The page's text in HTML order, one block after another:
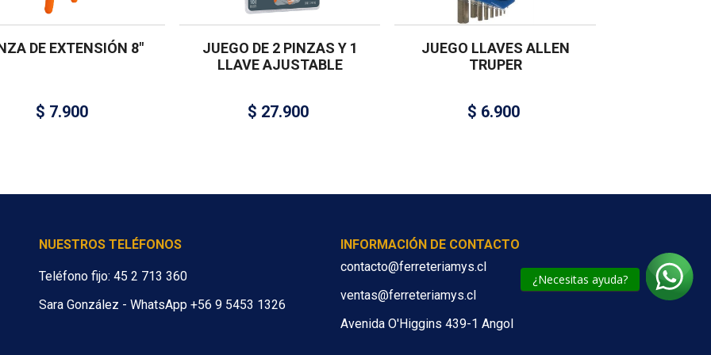
¿Necesitas ayuda?
DE EXTENSIÓN 8″
$ 7.900
JUEGO DE 2 PINZAS Y 1
LLAVE AJUSTABLE
$ 27.900
JUEGO LLAVES ALLEN
TRUPER
$ 6.900
NUESTROS TELÉFONOS
Teléfono fijo: 45 2 713 360
Sara González - WhatsApp +56 9 5453 1326
INFORMACIÓN DE CONTACTO
contacto@ferreteriamys.cl
ventas@ferreteriamys.cl
Avenida O'Higgins 439-1 Angol